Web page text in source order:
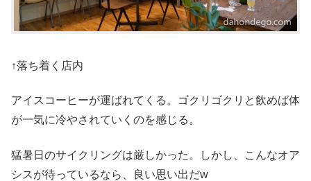
↑落ち着く店内
アイスコーヒーが運ばれてくる。ゴクリゴクリと飲めば体
が一気に冷やされていくのを感じる。
猛暑日のサイクリングは厳しかった。しかし、こんなオア
シスが待っているなら、良い思い出だw